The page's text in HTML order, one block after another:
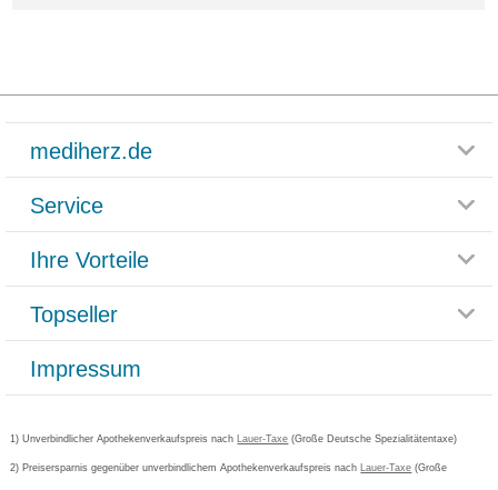
mediherz.de
Glossar
Häufig gestellte Fragen
Datenschutz
AGB
Cookie-Einstellungen
Vertrag widerrufen
Service
Rücksendemöglichkeit
Paketlieferstatus
Versandkosten
Bestellschein ausfüllen
Newsletteranmeldung
Ihre Vorteile
Rezeptlieferung
Bonusprogramm
Gutschein und Rabatte
Kundenbewertung
Topseller
Grippostad
Bepanthen
Impressum
1) Unverbindlicher Apothekenverkaufspreis nach Lauer-Taxe (Große Deutsche Spezialitätentaxe)
2) Preisersparnis gegenüber unverbindlichem Apothekenverkaufspreis nach Lauer-Taxe (Große